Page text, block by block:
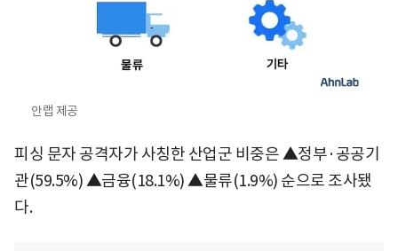
안랩 제공
피싱 문자 공격자가 사칭한 산업군 비중은 ▲정부·공공기
관(59.5%) ▲금융(18.1%) ▲물류(1.9%) 순으로 조사됐
다.